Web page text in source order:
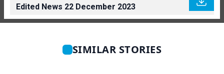
Edited News 22 December 2023
SIMILAR STORIES